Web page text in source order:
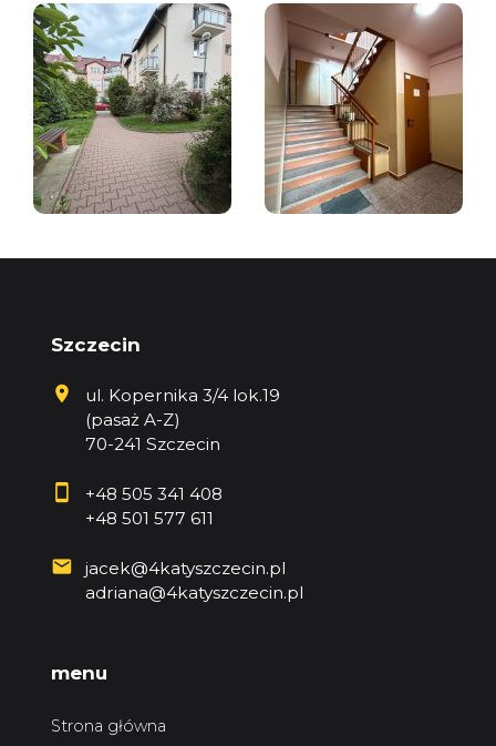
Szczecin
ul. Kopernika 3/4 lok.19
(pasaż A-Z)
70-241 Szczecin
+48 505 341 408
+48 501 577 611
jacek@4katyszczecin.pl
adriana@4katyszczecin.pl
menu
Strona główna